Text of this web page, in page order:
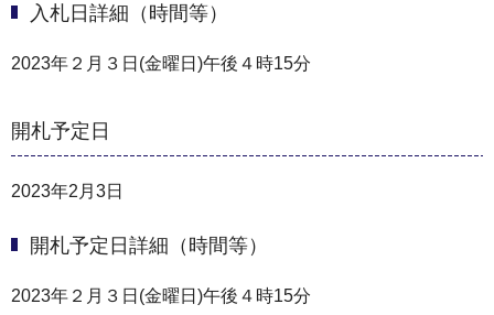
入札日詳細（時間等）
2023年２月３日(金曜日)午後４時15分
開札予定日
2023年2月3日
開札予定日詳細（時間等）
2023年２月３日(金曜日)午後４時15分